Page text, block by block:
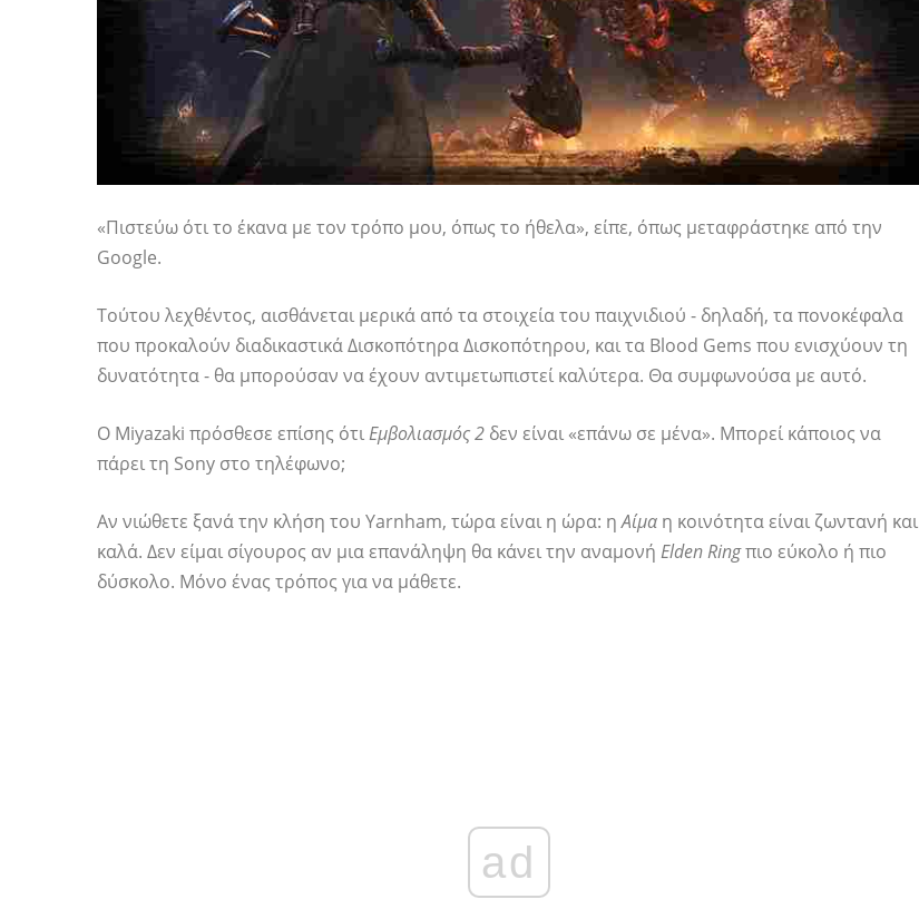
«Πιστεύω ότι το έκανα με τον τρόπο μου, όπως το ήθελα», είπε, όπως μεταφράστηκε από την
Google.
Τούτου λεχθέντος, αισθάνεται μερικά από τα στοιχεία του παιχνιδιού - δηλαδή, τα πονοκέφαλα
που προκαλούν διαδικαστικά Δισκοπότηρα Δισκοπότηρου, και τα Blood Gems που ενισχύουν τη
δυνατότητα - θα μπορούσαν να έχουν αντιμετωπιστεί καλύτερα. Θα συμφωνούσα με αυτό.
Ο Miyazaki πρόσθεσε επίσης ότιΕμβολιασμός 2 δεν είναι «επάνω σε μένα». Μπορεί κάποιος να
πάρει τη Sony στο τηλέφωνο;
Αν νιώθετε ξανά την κλήση του Yarnham, τώρα είναι η ώρα: ηΑίμα η κοινότητα είναι ζωντανή και
καλά. Δεν είμαι σίγουρος αν μια επανάληψη θα κάνει την αναμονή Elden Ringπιο εύκολο ή πιο
δύσκολο. Μόνο ένας τρόπος για να μάθετε.
ad